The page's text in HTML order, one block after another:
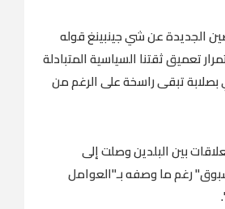
الجديدة عن شي جينبينغ قوله
تعميق ثقتنا السياسية المتبادلة
بصلابة تبقى راسخة على الرغم من
بين البلدين وصلت إلى
رغم ما وصفه بـ"العوامل